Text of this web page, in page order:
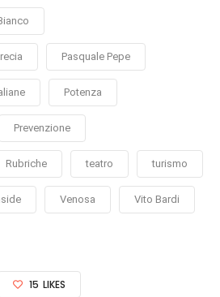
Pasquale Pepe
Potenza
Prevenzione
Rubriche teatro turismo
Venosa Vito Bardi
15 LIKES